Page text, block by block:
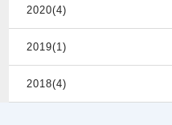
2020(4)
2019(1)
2018(4)